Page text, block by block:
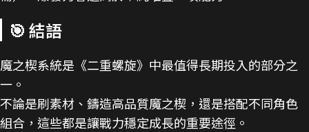
🎯 結語
魔之楔系統是《二重螺旋》中最值得長期投入的部分之
一。
不論是刷素材、鑄造高品質魔之楔，還是搭配不同角色
組合，這些都是讓戰力穩定成長的重要途徑。